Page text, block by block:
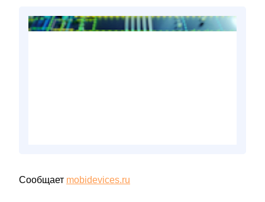
Сообщает mobidevices.ru